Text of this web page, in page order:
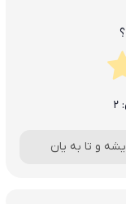
2
و تا به یان